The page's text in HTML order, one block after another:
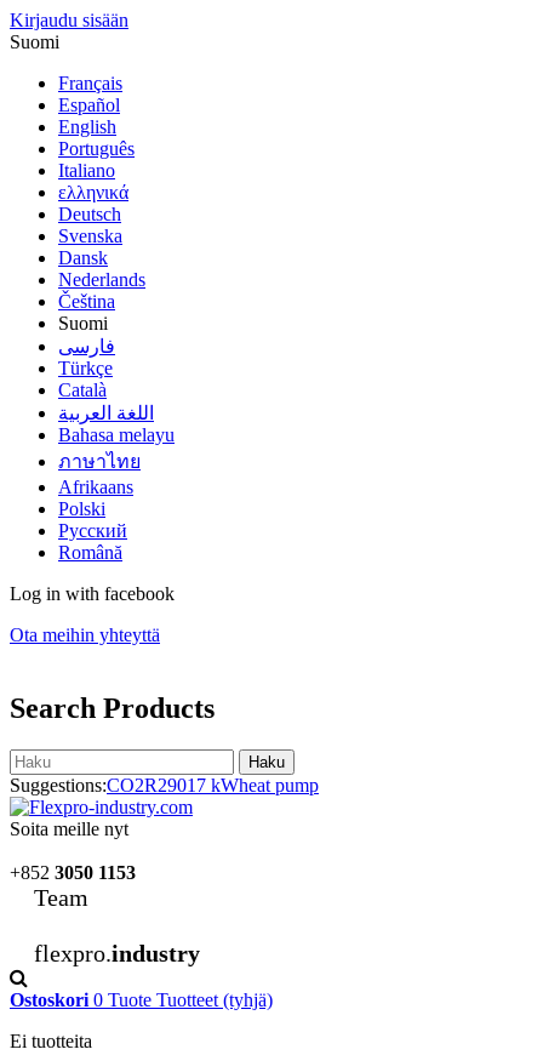
Kirjaudu sisään
Suomi
Français
Español
English
Português
Italiano
ελληνικά
Deutsch
Svenska
Dansk
Nederlands
Čeština
Suomi
فارسى
Türkçe
Català
اللغة العربية
Bahasa melayu
ภาษาไทย
Afrikaans
Polski
Русский
Română
Log in with facebook
Ota meihin yhteyttä
Search Products
Haku
Suggestions:CO2R29017 kWheat pump
Soita meille nyt
+852 3050 1153
Team
flexpro.industry
Ostoskori 0 Tuote Tuotteet (tyhjä)
Ei tuotteita